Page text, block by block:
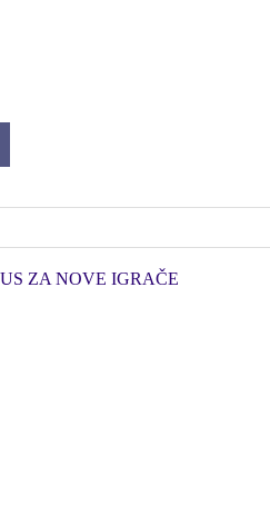
ZA NOVE IGRAČE